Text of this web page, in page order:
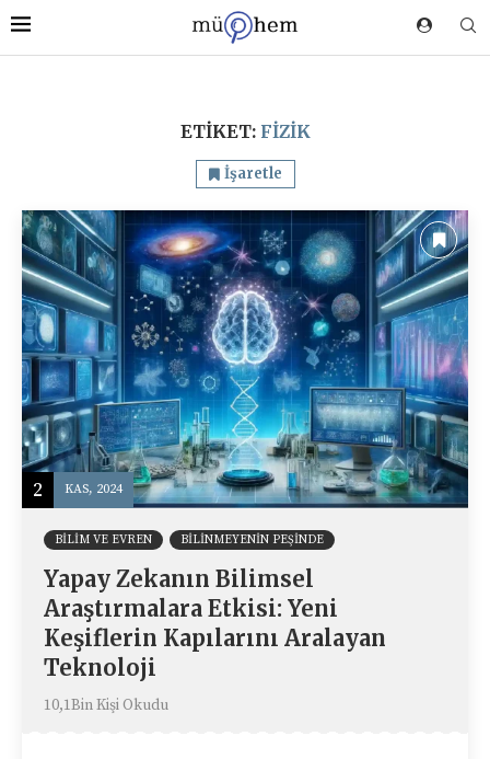
ETIKET: FIZIK
İşaretle
2 KAS, 2024
BILIM VE EVREN BILINMEYENIN PEŞINDE
Yapay Zekanın Bilimsel
Araştırmalara Etkisi: Yeni
Keşiflerin Kapılarını Aralayan
Teknoloji
10,1Bin Kişi Okudu